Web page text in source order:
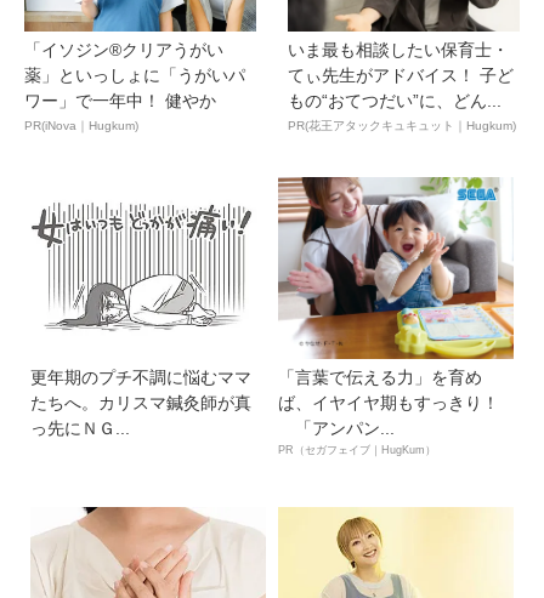
「イソジン®クリアうがい
薬」といっしょに「うがいパ
ワー」で一年中！ 健やか
PR(iNova｜Hugkum)
いま最も相談したい保育士・
てぃ先生がアドバイス！ 子ど
もの“おてつだい”に、どん...
PR(花王アタックキュキュット｜Hugkum)
更年期のプチ不調に悩むママ
たちへ。カリスマ鍼灸師が真
っ先にＮＧ...
「言葉で伝える力」を育め
ば、イヤイヤ期もすっきり！
「アンパン...
PR（セガフェイブ｜HugKum）